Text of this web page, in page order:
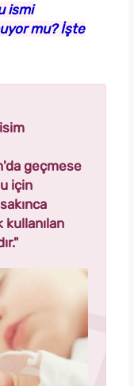
ismi
mu? İşte
geçmese
için
kullanılan